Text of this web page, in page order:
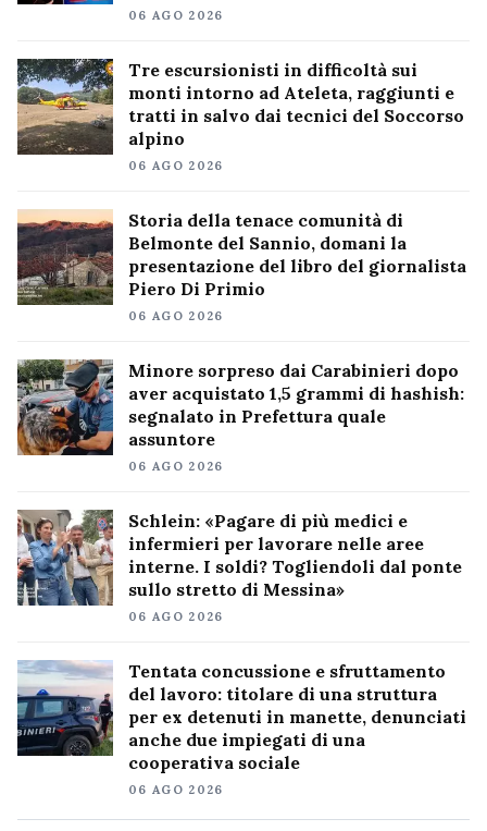
06 AGO 2026
Tre escursionisti in difficoltà sui
monti intorno ad Ateleta, raggiunti e
tratti in salvo dai tecnici del Soccorso
alpino
06 AGO 2026
Storia della tenace comunità di
Belmonte del Sannio, domani la
presentazione del libro del giornalista
Piero Di Primio
06 AGO 2026
Minore sorpreso dai Carabinieri dopo
aver acquistato 1,5 grammi di hashish:
segnalato in Prefettura quale
assuntore
06 AGO 2026
Schlein: «Pagare di più medici e
infermieri per lavorare nelle aree
interne. I soldi? Togliendoli dal ponte
sullo stretto di Messina»
06 AGO 2026
Tentata concussione e sfruttamento
del lavoro: titolare di una struttura
per ex detenuti in manette, denunciati
anche due impiegati di una
cooperativa sociale
06 AGO 2026